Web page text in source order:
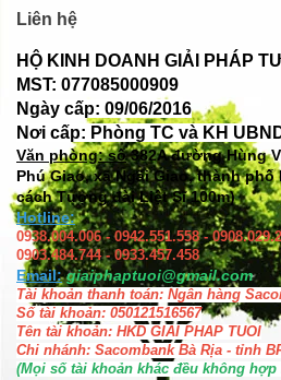
Liên hệ
HỘ KINH DOANH GIẢI PHÁP
MST: 077085000909
Ngày cấp: 09/06/2016
Nơi cấp: Phòng TC và KH
Văn phòng: số382A đường Hùng
Phú Giao, xã Ngãi Giao, thành
cách Tượng đài Liệt Sĩ 100m)
Hotline:
0938.004.006 - 0942.551.558 -
0903.484.744 - 0933.457.458
Email: giaiphaptuoi@gmail.com
Tài khoản thanh toán: Ngân hàng
Số tài khoản: 050121516567
Tên tài khoản: HKD GIAI PHAP TUOI
Chi nhánh: Sacombank Bà Rịa - tỉnh
(Mọi số tài khoản khác đều không hợp